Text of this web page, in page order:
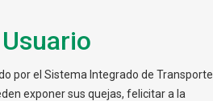
por el Sistema Integrado de Transporte
exponer sus quejas, felicitar a la